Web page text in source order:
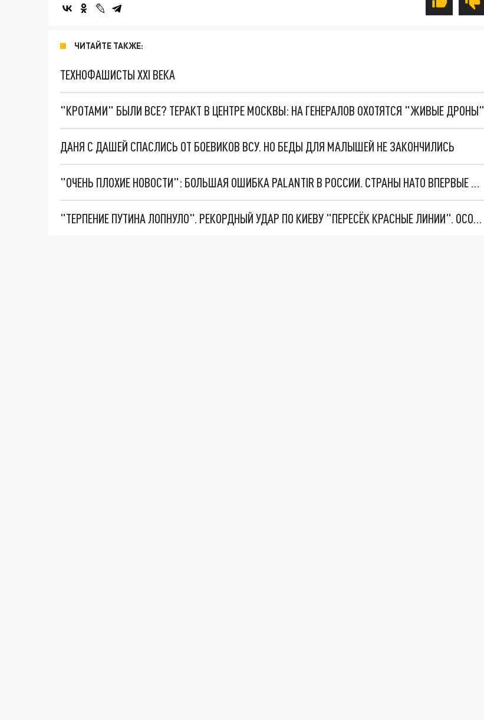
ЧИТАЙТЕ ТАКЖЕ:
ТЕХНОФАШИСТЫ XXI ВЕКА
"КРОТАМИ" БЫЛИ ВСЕ? ТЕРАКТ В ЦЕНТРЕ МОСКВЫ: НА ГЕНЕРАЛОВ ОХОТЯТСЯ "ЖИВЫЕ ДРОНЫ"
ДАНЯ С ДАШЕЙ СПАСЛИСЬ ОТ БОЕВИКОВ ВСУ. НО БЕДЫ ДЛЯ МАЛЫШЕЙ НЕ ЗАКОНЧИЛИСЬ
"ОЧЕНЬ ПЛОХИЕ НОВОСТИ": БОЛЬШАЯ ОШИБКА PALANTIR В РОССИИ. СТРАНЫ НАТО ВПЕРВЫЕ ЗА СВО ОСТАНОВИЛИ ПОСТАВКИ ОРУЖИЯ. ВСУ ТЕРЯЮТ ПРИГРАНИЧЬЕ?
"ТЕРПЕНИЕ ПУТИНА ЛОПНУЛО". РЕКОРДНЫЙ УДАР ПО КИЕВУ "ПЕРЕСЁК КРАСНЫЕ ЛИНИИ". ОСОБЫЕ СПЕЦЫ КНДР НА ЛБС? ТАЙНЫЕ ПЕРЕГОВОРЫ ЕВРОПЫ И МОСКВЫ